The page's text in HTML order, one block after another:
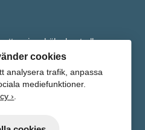
hälsokontroller,
terapi i privat regi på
har drygt 8200 patienter listade
cookies
analysera trafik, anpassa
mediefunktioner.
›.